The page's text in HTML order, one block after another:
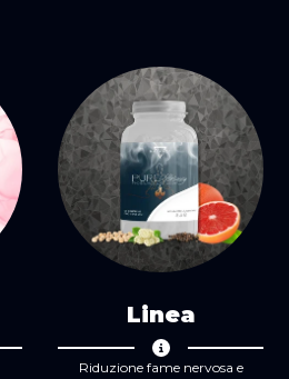
Linea
Riduzione fame nervosa e